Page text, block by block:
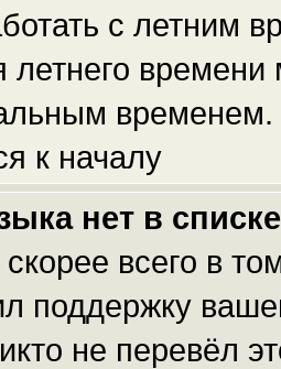
с летним
летнего
временем.
к началу
нет в
всего в
поддержку
не перевёл